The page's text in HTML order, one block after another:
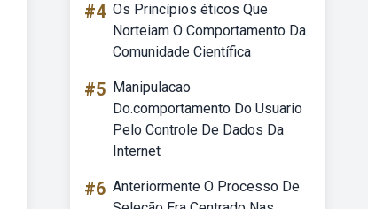
#4 Os Princípios éticos Que
Norteiam O Comportamento Da
Comunidade Científica
#5 Manipulacao
Do.comportamento Do Usuario
Pelo Controle De Dados Da
Internet
#6 Anteriormente O Processo De